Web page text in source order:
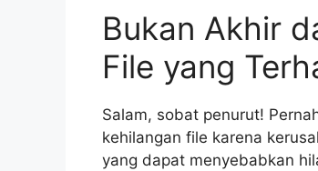
Bukan Akhir
File yang
Salam, sobat penurut!
kehilangan file karena
yang dapat menyebabkan